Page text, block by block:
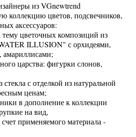
из VGnewtrend
коллекцию цветов, подсвечников,
аксессуаров:
цветочных композиций из
ILLUSION" с орхидеями,
амариллисами;
царства: фигурки слонов,
с отделкой из натуральной
ценам;
в дополнение к коллекции
на вид,
применяемого материала -